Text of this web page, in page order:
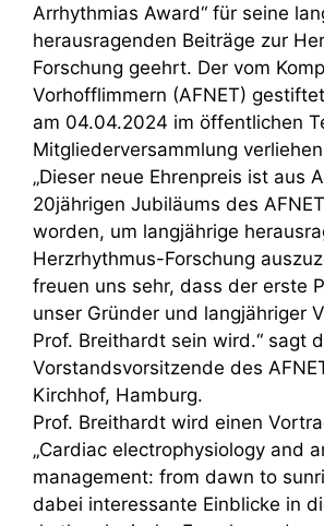
Arrhythmias Award“ für seine
herausragenden Beiträge zur
Forschung geehrt. Der vom
Vorhofflimmern (AFNET)
am 04.04.2024 im öffentlichen
Mitgliederversammlung
„Dieser neue Ehrenpreis ist aus
20jährigen Jubiläums des
worden, um langjährige
Herzrhythmus-Forschung
freuen uns sehr, dass der erste
unser Gründer und langjähriger
Prof. Breithardt sein wird.“ sagt
Vorstandsvorsitzende des
Kirchhof, Hamburg.
Prof. Breithardt wird einen
„Cardiac electrophysiology and
management: from dawn to
dabei interessante Einblicke in